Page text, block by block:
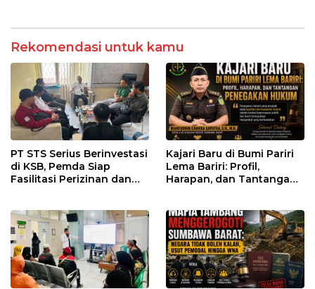
Rekomendasi untuk kamu
PT STS Serius Berinvestasi
di KSB, Pemda Siap
Fasilitasi Perizinan dan
Kajari Baru di Bumi Pariri
Lema Bariri: Profil,
Harapan, dan Tantangan